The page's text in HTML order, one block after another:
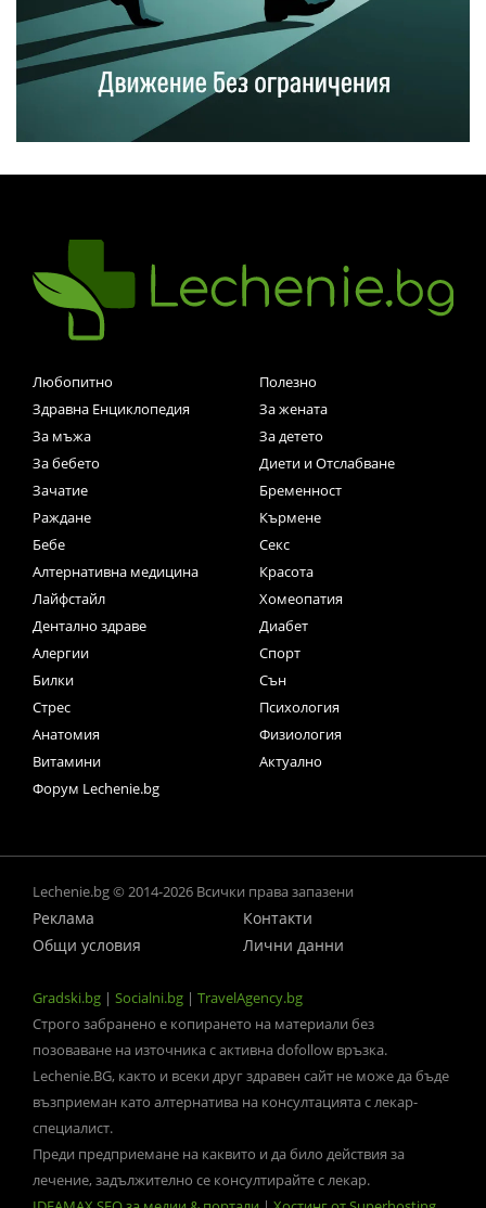
Любопитно
Полезно
Здравна Енциклопедия
За жената
За мъжа
За детето
За бебето
Диети и Отслабване
Зачатие
Бременност
Раждане
Кърмене
Бебе
Секс
Алтернативна медицина
Красота
Лайфстайл
Хомеопатия
Дентално здраве
Диабет
Алергии
Спорт
Билки
Сън
Стрес
Психология
Анатомия
Физиология
Витамини
Актуално
Форум Lechenie.bg
Lechenie.bg © 2014-2026 Всички права запазени
Реклама
Контакти
Общи условия
Лични данни
Gradski.bg | Socialni.bg | TravelAgency.bg
Строго забранено е копирането на материали без
позоваване на източника с активна dofollow връзка.
Lechenie.BG, както и всеки друг здравен сайт не може да бъде
възприеман като алтернатива на консултацията с лекар-
специалист.
Преди предприемане на каквито и да било действия за
лечение, задължително се консултирайте с лекар.